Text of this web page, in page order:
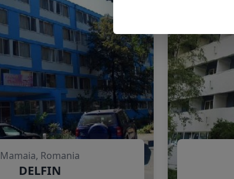
Mamaia, Romania
DELFIN